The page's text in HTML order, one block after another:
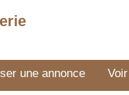
une annonce